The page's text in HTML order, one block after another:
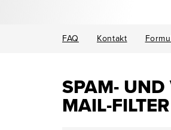
FAQ Kontakt
SPAM- UND
MAIL-FILTER